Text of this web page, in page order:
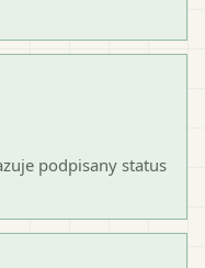
podpisany status